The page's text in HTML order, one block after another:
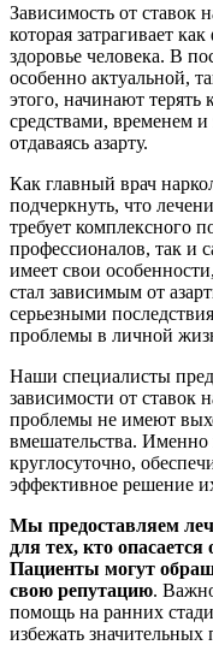
Зависимость от ставок
которая затрагивает
здоровье человека. В
особенно актуальной,
этого, начинают
средствами, временем
отдаваясь азарту.
Как главный врач
подчеркнуть, что
требует комплексного
профессионалов, так и
имеет свои
стал зависимым от
серьезными
проблемы в личной
Наши специалисты
зависимости от ставок
проблемы не имеют
вмешательства. Именно
круглосуточно,
эффективное решение
Мы предоставляем
для тех, кто
Пациенты могут
свою репутацию.
помощь на ранних
избежать значительных